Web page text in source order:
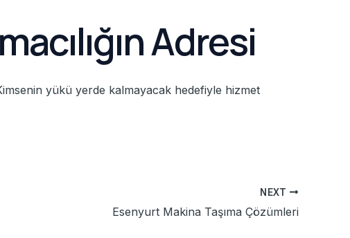
Adresi
yükü yerde kalmayacak hedefiyle hizmet
NEXT
Esenyurt Makina Taşıma Çözümleri